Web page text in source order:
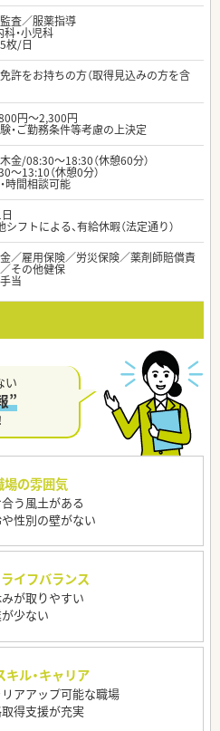
査／服薬指導
科・小児科
枚/日
許をお持ちの方（取得見込みの方を含
円～2,300円
・ご勤務条件等考慮の上決定
金/08:30～18:30（休憩60分）
～13:10（休憩0分）
時間相談可能
シフトによる、有給休暇（法定通り）
／雇用保険／労災保険／薬剤師賠償責
その他健保
当
い
”
場の雰囲気
う風土がある
性別の壁がない
イフバランス
が取りやすい
少ない
キル・キャリア
アアップ可能な職場
得支援が充実